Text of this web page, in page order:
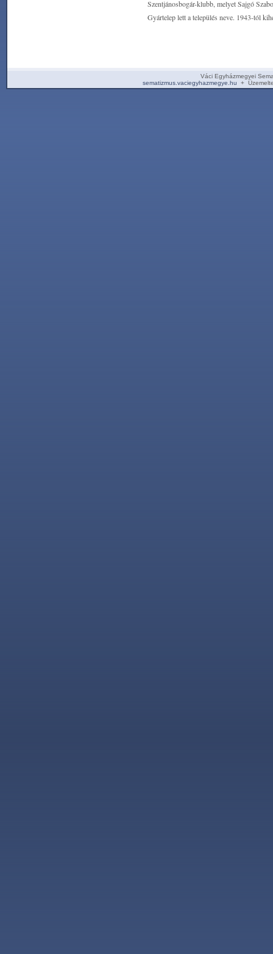
Szentjánosbogár-klubb, melyet Sajgó
Gyártelep lett a település neve. 1943-tól
Váci Egyházmegyei
sematizmus.vaciegyhazmegye.hu +